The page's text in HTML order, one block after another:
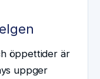
öppettider är
uppger